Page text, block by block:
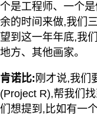
个是工程师、一个
余的时间来做,我们
望到这一年年底,我
地方、其他画家。
肯诺比: 刚才说,我们
(Project R),帮我们
们想提到,比如有一